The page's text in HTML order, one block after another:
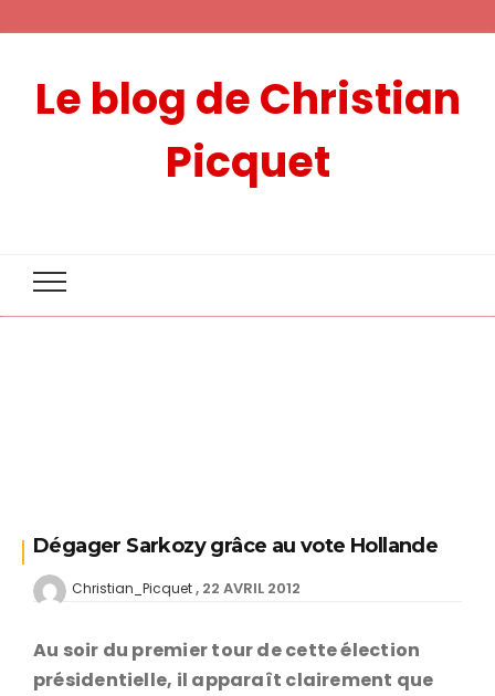
Le blog de Christian
Picquet
Dégager Sarkozy grâce au vote Hollande
Christian_Picquet 22 AVRIL 2012
Au soir du premier tour de cette élection
présidentielle, il apparaît clairement que